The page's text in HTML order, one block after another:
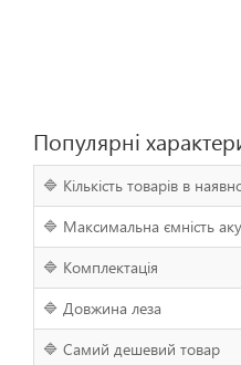
Популярні
🔷 Кількість товарів в
🔷 Максимальна ємність
🔷 Комплектація
🔷 Довжина леза
🔷 Самий дешевий товар